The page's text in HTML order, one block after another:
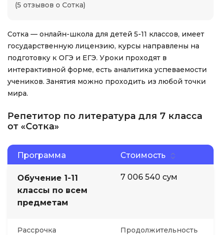
(5 отзывов о Сотка)
Сотка — онлайн-школа для детей 5-11 классов, имеет
государственную лицензию, курсы направлены на
подготовку к ОГЭ и ЕГЭ. Уроки проходят в
интерактивной форме, есть аналитика успеваемости
учеников. Занятия можно проходить из любой точки
мира.
Репетитор по литература для 7 класса
от «Сотка»
Программа Стоимость
Обучение 1-11
классы по всем
предметам
7 006 540 сум
Рассрочка Продолжительность